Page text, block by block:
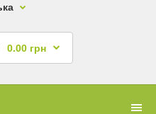
0.00 грн